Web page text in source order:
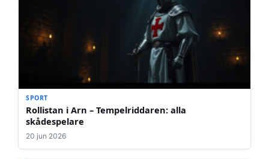
SPORT
Rollistan i Arn – Tempelriddaren: alla
skådespelare
20 jun 2026